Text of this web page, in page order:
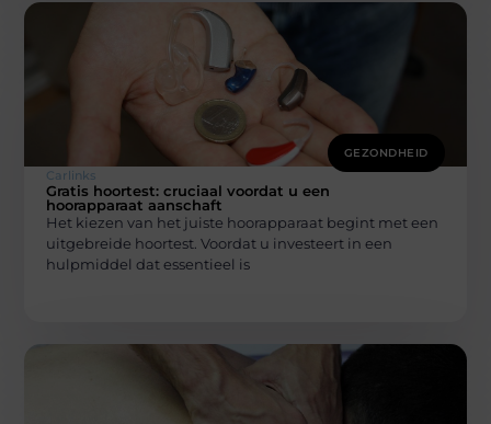
GEZONDHEID
Carlinks
Gratis hoortest: cruciaal voordat u een
hoorapparaat aanschaft
Het kiezen van het juiste hoorapparaat begint met een
uitgebreide hoortest. Voordat u investeert in een
hulpmiddel dat essentieel is